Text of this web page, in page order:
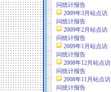
问统计报告
2009年3月站点访
问统计报告
2009年2月站点访
问统计报告
2009年1月站点访
问统计报告
2008年12月站点访
问统计报告
2008年11月站点访
问统计报告